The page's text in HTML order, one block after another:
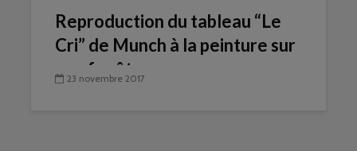
Reproduction du tableau “Le
Cri” de Munch à la peinture sur
une fenêtre par
23 novembre 2017